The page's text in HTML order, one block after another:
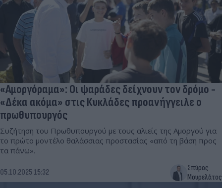
«Αμοργόραμα»: Οι ψαράδες δείχνουν τον δρόμο -
«Δέκα ακόμα» στις Κυκλάδες προανήγγειλε ο
πρωθυπουργός
Συζήτηση του Πρωθυπουργού με τους αλιείς της Αμοργού για
το πρώτο μοντέλο θαλάσσιας προστασίας «από τη βάση προς
τα πάνω».
05.10.2025 15:32
Σπύρος
Μουρελάτος